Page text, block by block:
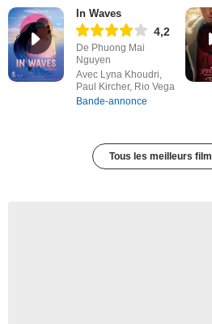
In Waves
4,2
De Phuong Mai
Nguyen
Avec Lyna Khoudri,
Paul Kircher, Rio Vega
Bande-annonce
Tous les meilleurs